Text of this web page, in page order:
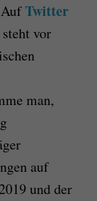
Twitter
vor
man,
auf
und der